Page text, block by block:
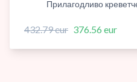
Прилагодливо
432.79 eur 376.56 eur